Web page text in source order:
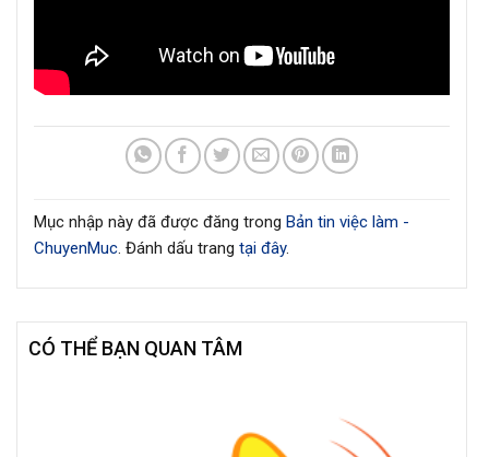
Mục nhập này đã được đăng trong Bản tin việc làm -
ChuyenMuc. Đánh dấu trang tại đây.
CÓ THỂ BẠN QUAN TÂM